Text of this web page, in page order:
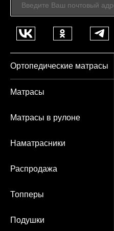
Ортопедические матрасы
Матрасы
Матрасы в рулоне
Наматрасники
Распродажа
Топперы
Подушки